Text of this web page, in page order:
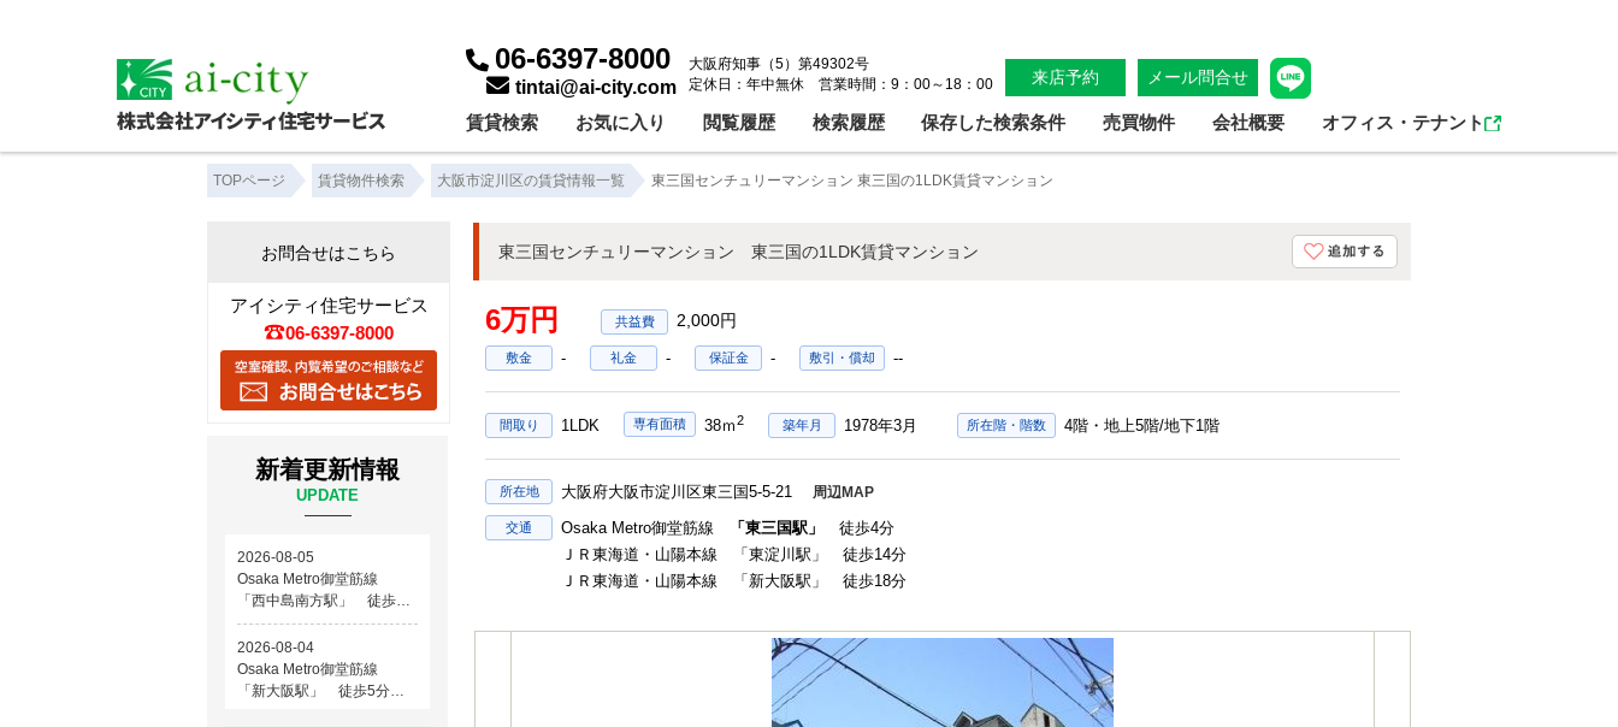
06-6397-8000
tintai@ai-city.com
大阪府知事（5）第49302号
定休日：年中無休 営業時間：9：00～18：00
来店予約 メール問合せ
賃貸検索 お気に入り 閲覧履歴 検索履歴 保存した検索条件 売買物件 会社概要 オフィス・テナント
TOPページ 賃貸物件検索 大阪市淀川区の賃貸情報一覧 東三国センチュリーマンション 東三国の1LDK賃貸マンション
東三国センチュリーマンション 東三国の1LDK賃貸マンション
6万円 2,000円
敷金 - 礼金 - 保証金 - 敷引・償却 --
間取り 1LDK 専有面積 38ｍ2 築年月 1978年3月 所在階・階数 4階・地上5階/地下1階
所在地 大阪府大阪市淀川区東三国5-5-21 周辺MAP
交通 Osaka Metro御堂筋線 「東三国駅」
徒歩4分
ＪＲ東海道・山陽本線 「東淀川駅」 徒歩14分
ＪＲ東海道・山陽本線 「新大阪駅」 徒歩18分
お問合せはこちら
アイシティ住宅サービス
06-6397-8000
新着更新情報
UPDATE